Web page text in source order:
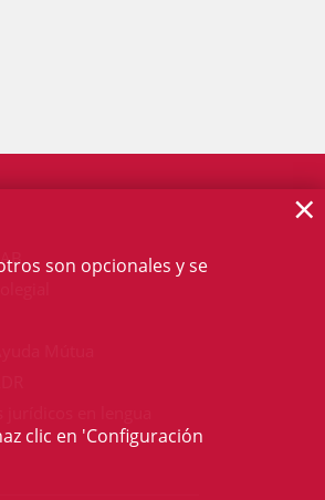
son opcionales y se
clic en 'Configuración
×